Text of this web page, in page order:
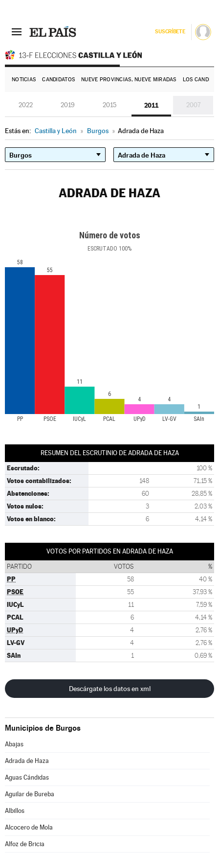
SUSCRÍBETE
NOTICIAS CANDIDATOS NUEVE PROVINCIAS, NUEVE MIRADAS LOS
2022 2019 2015 2011 2007
Estás en: Castilla y León » Burgos » Adrada de Haza
ADRADA DE HAZA
Número de votos
ESCRUTADO 100%
PP PSOE IUCyL PCAL UPyD LV-GV SAIn
58
55
11
6
4
4
1
RESUMEN DEL ESCRUTINIO DE ADRADA DE HAZA
Escrutado: 100 %
Votos contabilizados: 148 71,15 %
Abstenciones: 60 28,85 %
Votos nulos: 3 2,03 %
Votos en blanco: 6 4,14 %
VOTOS POR PARTIDOS EN ADRADA DE HAZA
PARTIDO VOTOS %
PP 58 40 %
PSOE 55 37,93 %
IUCyL 11 7,59 %
PCAL 6 4,14 %
UPyD 4 2,76 %
LV-GV 4 2,76 %
SAIn 1 0,69 %
Descárgate los datos en xml
Municipios de Burgos
Abajas
Adrada de Haza
Aguas Cándidas
Aguilar de Bureba
Albillos
Alcocero de Mola
Alfoz de Bricia